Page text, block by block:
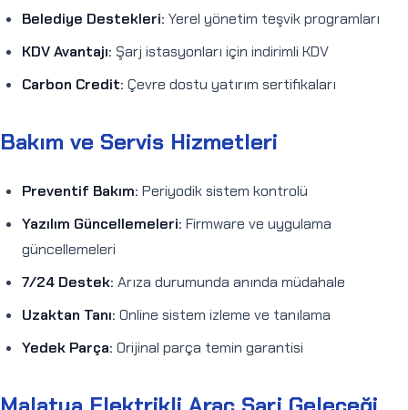
Belediye Destekleri: Yerel yönetim teşvik programları
KDV Avantajı: Şarj istasyonları için indirimli KDV
Carbon Credit: Çevre dostu yatırım sertifikaları
Bakım ve Servis Hizmetleri
Preventif Bakım: Periyodik sistem kontrolü
Yazılım Güncellemeleri: Firmware ve uygulama
güncellemeleri
7/24 Destek: Arıza durumunda anında müdahale
Uzaktan Tanı: Online sistem izleme ve tanılama
Yedek Parça: Orijinal parça temin garantisi